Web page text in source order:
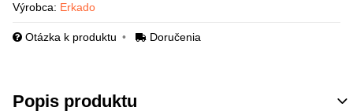
Výrobca: Erkado
Otázka k produktu Doručenia
Popis produktu